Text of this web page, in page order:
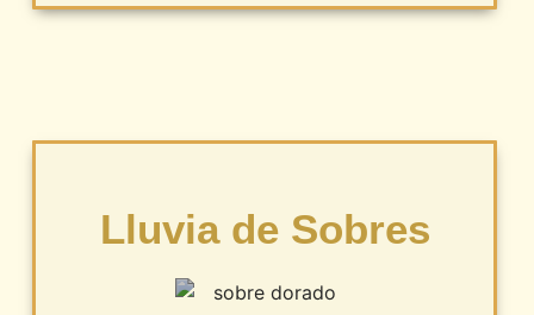
Lluvia de Sobres